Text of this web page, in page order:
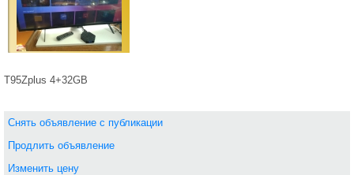
T95Zplus 4+32GB
Снять объявление с публикации
Продлить объявление
Изменить цену